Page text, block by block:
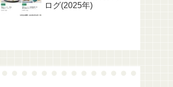
ログ(2025年)